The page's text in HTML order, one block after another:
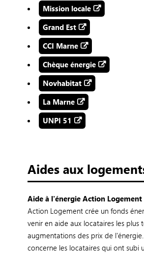
Mission locale
Grand Est
CCI Marne
Chèque énergie
Novhabitat
La Marne
UNPI 51
Aides aux
Aide à l'énergie Action Logement
Action Logement crée un fonds
venir en aide aux locataires les plus
augmentations des prix de
concerne les locataires qui ont subi